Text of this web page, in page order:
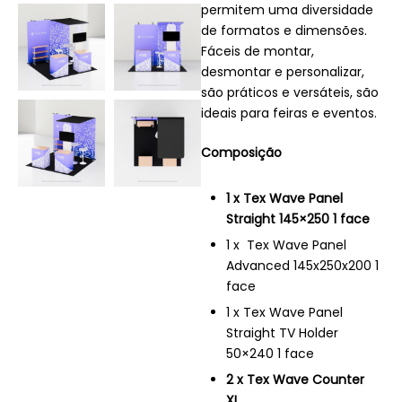
permitem uma diversidade
de formatos e dimensões.
Fáceis de montar,
desmontar e personalizar,
são práticos e versáteis, são
ideais para feiras e eventos.
Composição
1 x Tex Wave Panel
Straight 145×250 1 face
1 x Tex Wave Panel
Advanced 145x250x200 1
face
1 x Tex Wave Panel
Straight TV Holder
50×240 1 face
2 x Tex Wave Counter